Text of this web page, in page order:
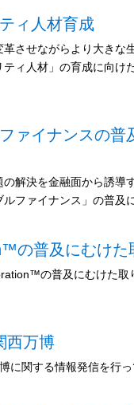
ィ人材育成
革させながらより大きな
ィ人材」の育成に向け
ァイナンスの普
解決を金融面から誘導
ファイナンス」の普及
の普及にむけた
の普及にむけた取
西万博
に関する情報発信を行っ